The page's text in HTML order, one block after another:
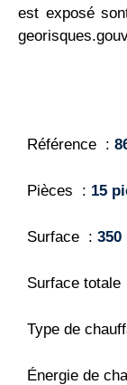
est exposé
Référence
Pièces 15
Surface 350
Surface totale
Type de
Énergie de